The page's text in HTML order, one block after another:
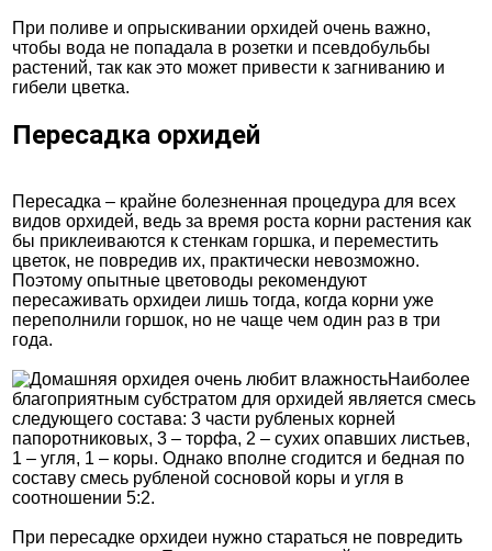
При поливе и опрыскивании орхидей очень важно,
чтобы вода не попадала в розетки и псевдобульбы
растений, так как это может привести к загниванию и
гибели цветка.
Пересадка орхидей
Пересадка – крайне болезненная процедура для всех
видов орхидей, ведь за время роста корни растения как
бы приклеиваются к стенкам горшка, и переместить
цветок, не повредив их, практически невозможно.
Поэтому опытные цветоводы рекомендуют
пересаживать орхидеи лишь тогда, когда корни уже
переполнили горшок, но не чаще чем один раз в три
года.
Наиболее
благоприятным субстратом для орхидей является смесь
следующего состава: 3 части рубленых корней
папоротниковых, 3 – торфа, 2 – сухих опавших листьев,
1 – угля, 1 – коры. Однако вполне сгодится и бедная по
составу смесь рубленой сосновой коры и угля в
соотношении 5:2.
При пересадке орхидеи нужно стараться не повредить